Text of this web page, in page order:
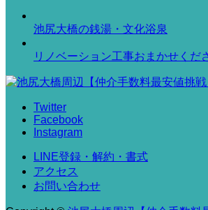
池尻大橋の銭湯・文化浴泉
リノベーション工事おまかせくだ
Twitter
Facebook
Instagram
LINE登録・解約・書式
アクセス
お問い合わせ